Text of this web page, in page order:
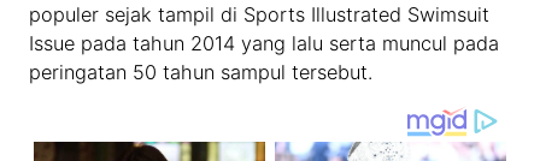
populer sejak tampil di Sports Illustrated Swimsuit
Issue pada tahun 2014 yang lalu serta muncul pada
peringatan 50 tahun sampul tersebut.